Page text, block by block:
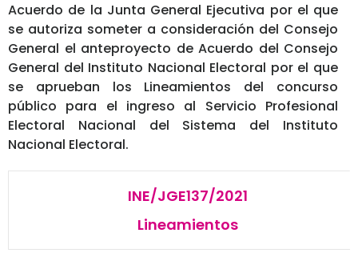
Acuerdo de la Junta General Ejecutiva por el que
se autoriza someter a consideración del Consejo
General el anteproyecto de Acuerdo del Consejo
General del Instituto Nacional Electoral por el que
se aprueban los Lineamientos del concurso
público para el ingreso al Servicio Profesional
Electoral Nacional del Sistema del Instituto
Nacional Electoral.
INE/JGE137/2021
Lineamientos